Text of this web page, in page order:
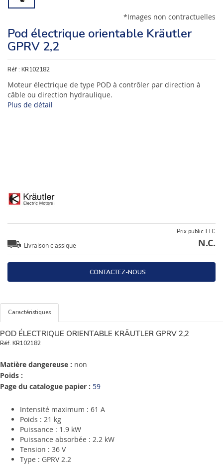
*Images non contractuelles
Pod électrique orientable Kräutler
GPRV 2,2
Réf : KR102182
Moteur électrique de type POD à contrôler par direction à
câble ou direction hydraulique.
Plus de détail
Livraison classique
Prix public TTC
N.C.
CONTACTEZ-NOUS
Caractéristiques
POD ÉLECTRIQUE ORIENTABLE KRÄUTLER GPRV 2,2
Réf. KR102182
Matière dangereuse : non
Poids :
Page du catalogue papier : 59
Intensité maximum : 61 A
Poids : 21 kg
Puissance : 1.9 kW
Puissance absorbée : 2.2 kW
Tension : 36 V
Type : GPRV 2.2